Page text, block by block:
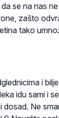
se na nas
zašto
tako
i
idu sami i
Ne